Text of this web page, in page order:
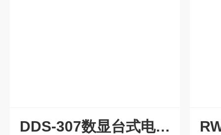
DDS-307数显台式电导率仪